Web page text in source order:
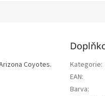
Coyotes.
Kategorie:
EAN:
Barva: